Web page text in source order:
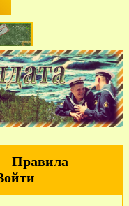
Правила